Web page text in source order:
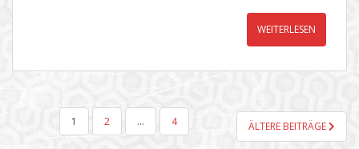
WEITERLESEN
SEITENNUMMERIERUNG
1 2 … 4 ÄLTERE BEITRÄGE